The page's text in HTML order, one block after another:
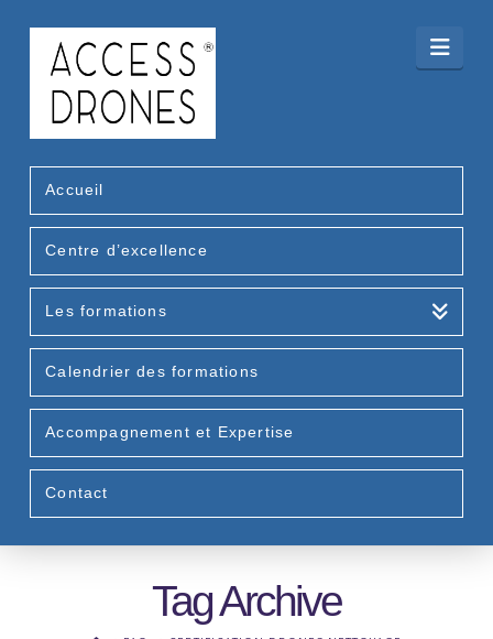
Accueil
Centre d’excellence
Les formations
Calendrier des formations
Accompagnement et Expertise
Contact
Tag Archive